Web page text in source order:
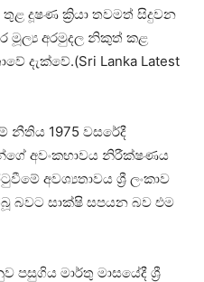
තුළ දූෂණ ක්‍රියා තවමත් සිදුවන
මූල්‍ය අරමුදල නිකුත් කළ
දැක්වේ.(Sri Lanka Latest
නීතිය 1975 වසරේදී
අවංකභාවය නිරීක්ෂණය
අවශ්‍යතාවය ශ්‍රී ලංකාව
බවට සාක්ෂි සපයන බව එම
පසුගිය මාර්තු මාසයේදී ශ්‍රී